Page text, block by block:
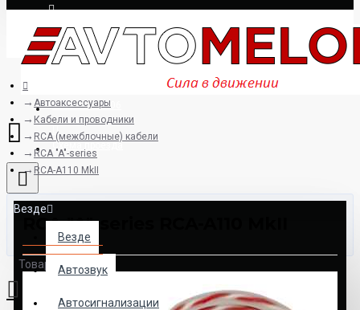
Логин
Регистрация
8925-507-78-06
Схема проезда
Везде
Везде
Автозвук
Автосигнализации
Товаров: 0 (0.00р.)
Автоаксессуары
Кабели и проводники
RCA (межблочные) кабели
RCA "A"-series
RCA-A110 MkII
RCA "A"-series RCA-A110 MkII